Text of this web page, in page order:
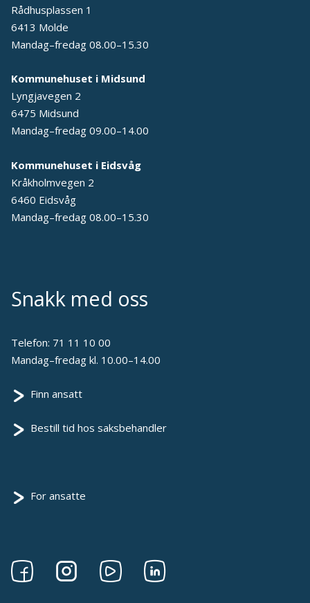
Rådhusplassen 1
6413 Molde
Mandag–fredag 08.00–15.30
Kommunehuset i Midsund
Lyngjavegen 2
6475 Midsund
Mandag–fredag 09.00–14.00
Kommunehuset i Eidsvåg
Kråkholmvegen 2
6460 Eidsvåg
Mandag–fredag 08.00–15.30
Snakk med oss
Telefon: 71 11 10 00
Mandag–fredag kl. 10.00–14.00
Finn ansatt
Bestill tid hos saksbehandler
For ansatte
Følg
Følg
Følg
Følg